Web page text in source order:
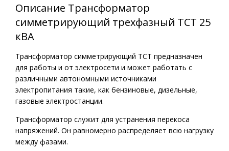
Описание Трансформатор
симметрирующий трехфазный ТСТ 25
кВА
Трансформатор симметрирующий ТСТ предназначен
для работы и от электросети и может работать с
различными автономными источниками
электропитания такие, как бензиновые, дизельные,
газовые электростанции.
Трансформатор служит для устранения перекоса
напряжений. Он равномерно распределяет всю нагрузку
между фазами.